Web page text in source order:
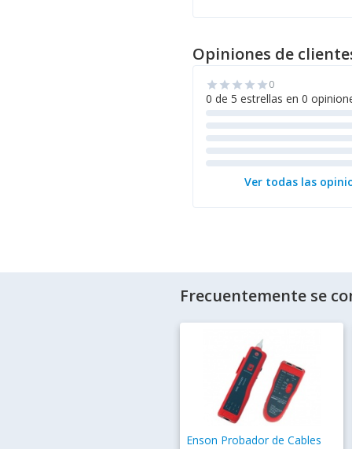
Opiniones de
star star star star star0
0 de 5 estrellas en 0
Ver todas las
Frecuentemente se
Enson Probador de Cables